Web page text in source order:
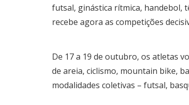
futsal, ginástica rítmica, handebol,
recebe agora as competições
De 17 a 19 de outubro, os atletas
de areia, ciclismo, mountain bike,
modalidades coletivas – futsal,